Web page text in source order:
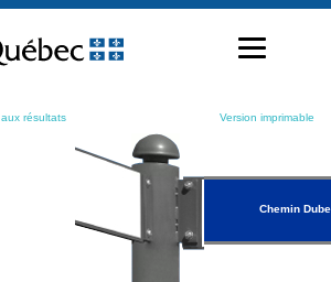
résultats Version imprimable
Chemin